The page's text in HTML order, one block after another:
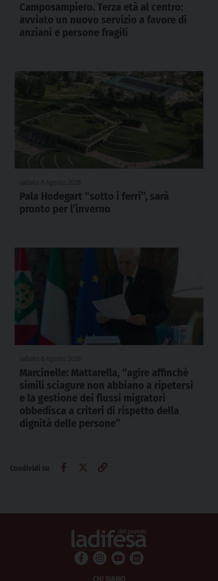
Camposampiero. Terza età al centro:
avviato un nuovo servizio a favore di
anziani e persone fragili
Pala Hodegart “sotto i ferri”, sarà
pronto per l’inverno
Marcinelle: Mattarella, “agire affinché
simili sciagure non abbiano a ripetersi
e la gestione dei flussi migratori
obbedisca a criteri di rispetto della
dignità delle persone”
Condividi su
CHI SIAMO